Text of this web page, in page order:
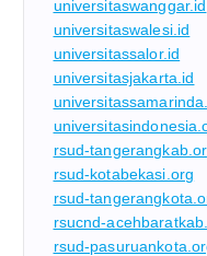
universitaswanggar.id
universitaswalesi.id
universitassalor.id
universitasjakarta.id
rsud-
rsud-kotabekasi.org
rsud-
rsucnd-
rsud-